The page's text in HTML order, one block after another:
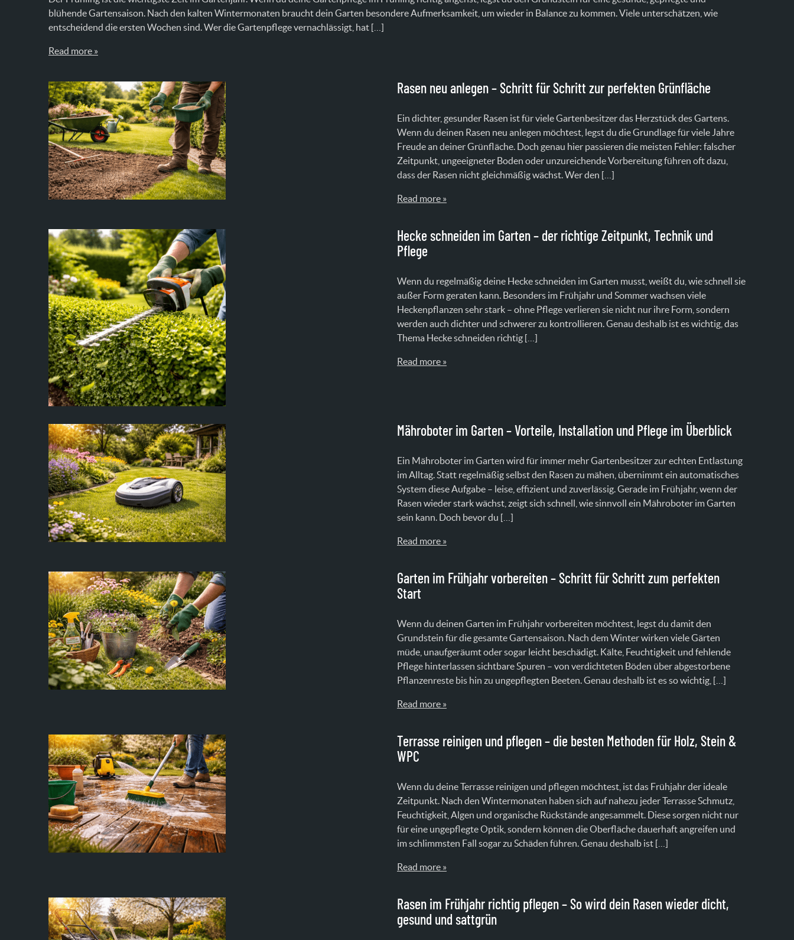
blühende Gartensaison. Nach den kalten Wintermonaten braucht dein Garten besondere Aufmerksamkeit, um wieder in Balance zu kommen. Viele unterschätzen, wie
entscheidend die ersten Wochen sind. Wer die Gartenpflege vernachlässigt, hat […]
Read more »
Rasen neu anlegen – Schritt für Schritt zur perfekten Grünfläche
Ein dichter, gesunder Rasen ist für viele Gartenbesitzer das Herzstück des Gartens.
Wenn du deinen Rasen neu anlegen möchtest, legst du die Grundlage für viele Jahre
Freude an deiner Grünfläche. Doch genau hier passieren die meisten Fehler: falscher
Zeitpunkt, ungeeigneter Boden oder unzureichende Vorbereitung führen oft dazu,
dass der Rasen nicht gleichmäßig wächst. Wer den […]
Read more »
Hecke schneiden im Garten – der richtige Zeitpunkt, Technik und
Pflege
Wenn du regelmäßig deine Hecke schneiden im Garten musst, weißt du, wie schnell sie
außer Form geraten kann. Besonders im Frühjahr und Sommer wachsen viele
Heckenpflanzen sehr stark – ohne Pflege verlieren sie nicht nur ihre Form, sondern
werden auch dichter und schwerer zu kontrollieren. Genau deshalb ist es wichtig, das
Thema Hecke schneiden richtig […]
Read more »
Mähroboter im Garten – Vorteile, Installation und Pflege im Überblick
Ein Mähroboter im Garten wird für immer mehr Gartenbesitzer zur echten Entlastung
im Alltag. Statt regelmäßig selbst den Rasen zu mähen, übernimmt ein automatisches
System diese Aufgabe – leise, effizient und zuverlässig. Gerade im Frühjahr, wenn der
Rasen wieder stark wächst, zeigt sich schnell, wie sinnvoll ein Mähroboter im Garten
sein kann. Doch bevor du […]
Read more »
Garten im Frühjahr vorbereiten – Schritt für Schritt zum perfekten
Start
Wenn du deinen Garten im Frühjahr vorbereiten möchtest, legst du damit den
Grundstein für die gesamte Gartensaison. Nach dem Winter wirken viele Gärten
müde, unaufgeräumt oder sogar leicht beschädigt. Kälte, Feuchtigkeit und fehlende
Pflege hinterlassen sichtbare Spuren – von verdichteten Böden über abgestorbene
Pflanzenreste bis hin zu ungepflegten Beeten. Genau deshalb ist es so wichtig, […]
Read more »
Terrasse reinigen und pflegen – die besten Methoden für Holz, Stein &
WPC
Wenn du deine Terrasse reinigen und pflegen möchtest, ist das Frühjahr der ideale
Zeitpunkt. Nach den Wintermonaten haben sich auf nahezu jeder Terrasse Schmutz,
Feuchtigkeit, Algen und organische Rückstände angesammelt. Diese sorgen nicht nur
für eine ungepflegte Optik, sondern können die Oberfläche dauerhaft angreifen und
im schlimmsten Fall sogar zu Schäden führen. Genau deshalb ist […]
Read more »
Rasen im Frühjahr richtig pflegen – So wird dein Rasen wieder dicht,
gesund und sattgrün